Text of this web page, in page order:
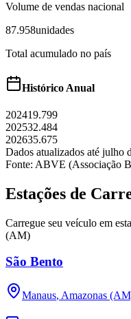
Volume de vendas nacional
87.958unidades
Total acumulado no país
Histórico Anual
202419.799
202532.484
202635.675
Dados atualizados até julho
Fonte: ABVE (Associação
Estações de
Carregue seu veículo em
(AM)
São Bento
Manaus, Amazonas